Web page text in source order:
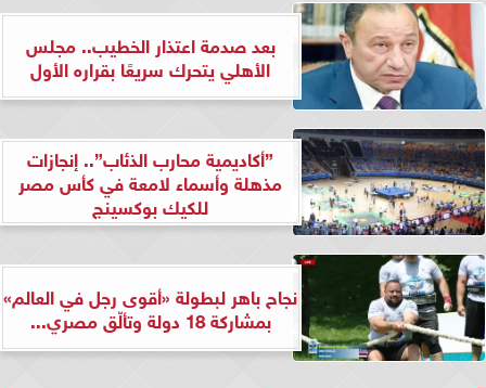
بعد صدمة اعتذار الخطيب.. مجلس
الأهلي يتحرك سريعًا بقراره الأول
”أكاديمية محارب الذئاب”.. إنجازات
مذهلة وأسماء لامعة في كأس مصر
للكيك بوكسينج
نجاح باهر لبطولة «أقوى رجل في العالم»
بمشاركة 18 دولة وتألّق مصري...